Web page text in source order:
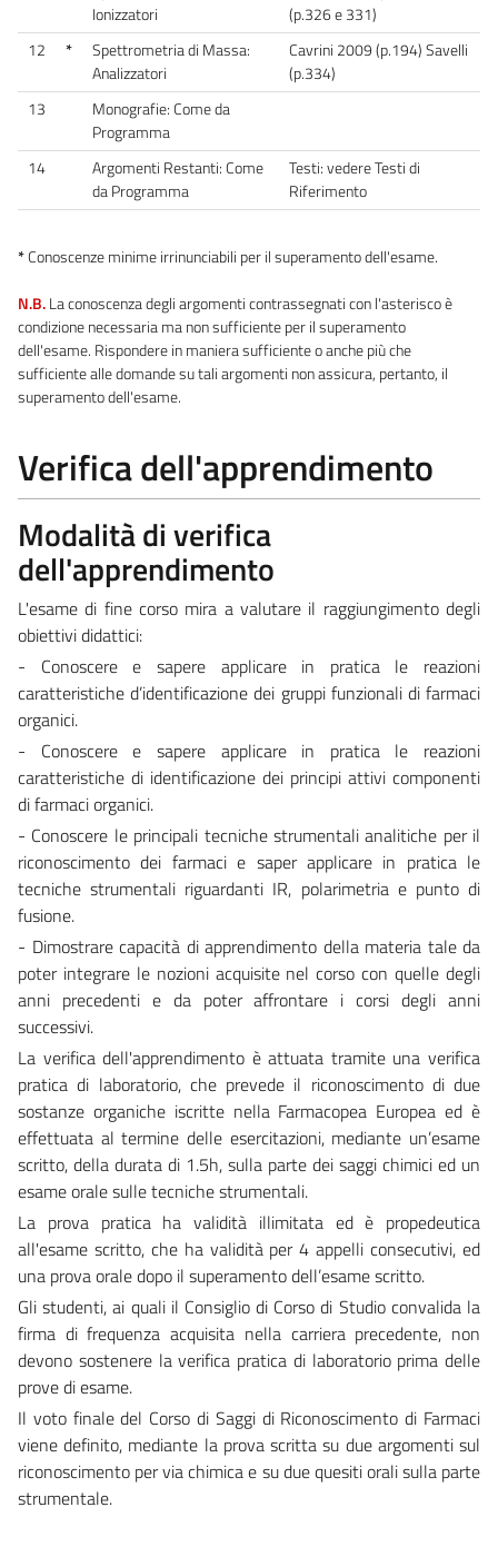
Ionizzatori
(p.326 e 331)
12
*
Spettrometria di Massa:
Analizzatori
Cavrini 2009 (p.194) Savelli
(p.334)
13
Monografie: Come da
Programma
14
Argomenti Restanti: Come
da Programma
Testi: vedere Testi di
Riferimento
*Conoscenze minime irrinunciabili per il superamento dell'esame.
N.B.La conoscenza degli argomenti contrassegnati con l'asterisco è
condizione necessaria ma non sufficiente per il superamento
dell'esame. Rispondere in maniera sufficiente o anche più che
sufficiente alle domande su tali argomenti non assicura, pertanto, il
superamento dell'esame.
Verifica dell'apprendimento
Modalità di verifica
dell'apprendimento
L'esame di fine corso mira a valutare il raggiungimento degli
obiettivi didattici:
- Conoscere e sapere applicare in pratica le reazioni
caratteristiche d’identificazione dei gruppi funzionali di farmaci
organici.
- Conoscere e sapere applicare in pratica le reazioni
caratteristiche di identificazione dei principi attivi componenti
di farmaci organici.
- Conoscere le principali tecniche strumentali analitiche per il
riconoscimento dei farmaci e saper applicare in pratica le
tecniche strumentali riguardanti IR, polarimetria e punto di
fusione.
- Dimostrare capacità di apprendimento della materia tale da
poter integrare le nozioni acquisite nel corso con quelle degli
anni precedenti e da poter affrontare i corsi degli anni
successivi.
La verifica dell'apprendimento è attuata tramite una verifica
pratica di laboratorio, che prevede il riconoscimento di due
sostanze organiche iscritte nella Farmacopea Europea ed è
effettuata al termine delle esercitazioni, mediante un’esame
scritto, della durata di 1.5h, sulla parte dei saggi chimici ed un
esame orale sulle tecniche strumentali.
La prova pratica ha validità illimitata ed è propedeutica
all'esame scritto, che ha validità per 4 appelli consecutivi, ed
una prova orale dopo il superamento dell’esame scritto.
Gli studenti, ai quali il Consiglio di Corso di Studio convalida la
firma di frequenza acquisita nella carriera precedente, non
devono sostenere la verifica pratica di laboratorio prima delle
prove di esame.
Il voto finale del Corso di Saggi di Riconoscimento di Farmaci
viene definito, mediante la prova scritta su due argomenti sul
riconoscimento per via chimica e su due quesiti orali sulla parte
strumentale.